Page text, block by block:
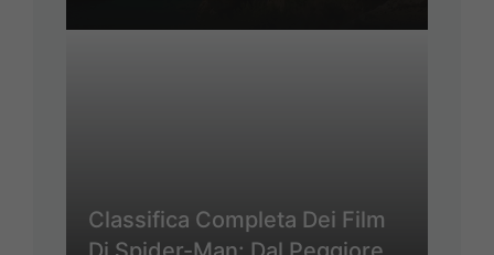
Classifica Completa Dei Film